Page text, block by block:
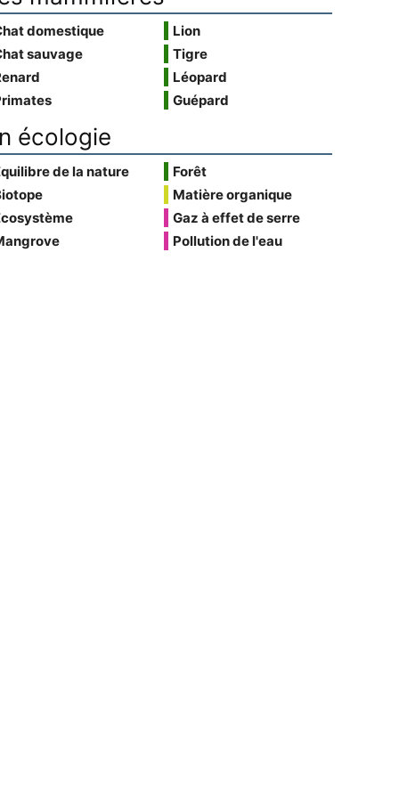
domestique
sauvage
Lion
Tigre
Léopard
Guépard
écologie
de la nature
Forêt
Matière organique
Gaz à effet de serre
Pollution de l'eau